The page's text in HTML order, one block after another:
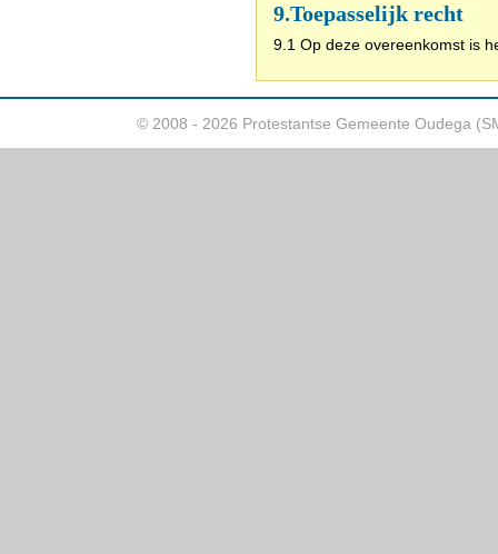
9.Toepasselijk recht
9.1 Op deze overeenkomst is
© 2008 - 2026 Protestantse Gemeente Oudega